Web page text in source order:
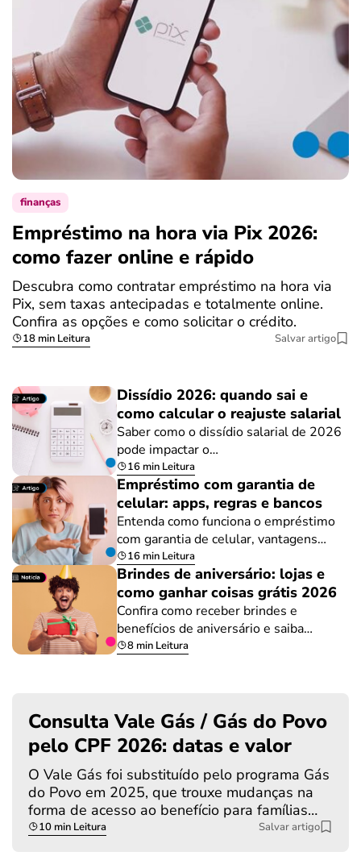
finanças
Empréstimo na hora via Pix 2026:
como fazer online e rápido
Descubra como contratar empréstimo na hora via
Pix, sem taxas antecipadas e totalmente online.
Confira as opções e como solicitar o crédito.
18 min Leitura Salvar artigo
Dissídio 2026: quando sai e
como calcular o reajuste salarial
Saber como o dissídio salarial de 2026
pode impactar o…
16 min Leitura
Empréstimo com garantia de
celular: apps, regras e bancos
Entenda como funciona o empréstimo
com garantia de celular, vantagens…
16 min Leitura
Brindes de aniversário: lojas e
como ganhar coisas grátis 2026
Confira como receber brindes e
benefícios de aniversário e saiba…
8 min Leitura
Consulta Vale Gás / Gás do Povo
pelo CPF 2026: datas e valor
O Vale Gás foi substituído pelo programa Gás
do Povo em 2025, que trouxe mudanças na
forma de acesso ao benefício para famílias…
10 min Leitura Salvar artigo